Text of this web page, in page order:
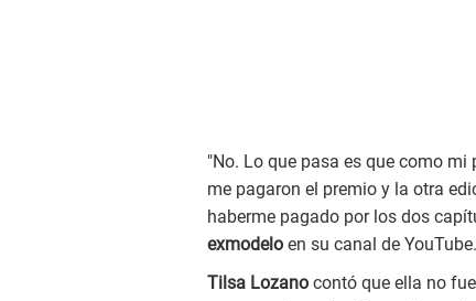
"No. Lo que pasa es que como
me pagaron el premio y la otra
haberme pagado por los dos
exmodelo en su canal de YouTube.
Tilsa Lozano contó que ella no